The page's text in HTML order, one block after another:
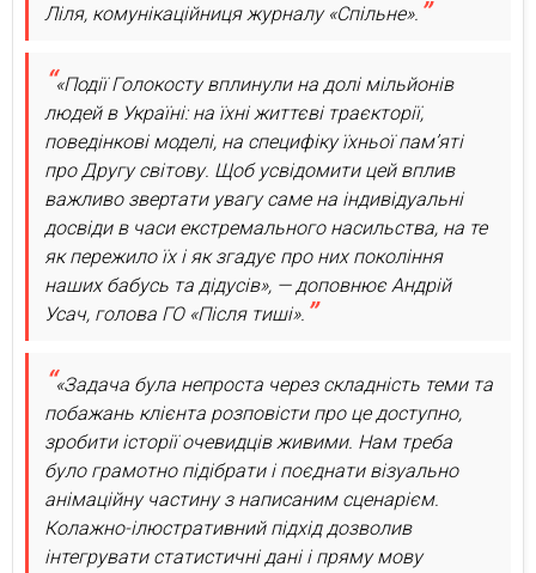
Ліля, комунікаційниця журналу «Спільне».
«Події Голокосту вплинули на долі мільйонів
людей в Україні: на їхні життєві траєкторії,
поведінкові моделі, на специфіку їхньої пам’яті
про Другу світову. Щоб усвідомити цей вплив
важливо звертати увагу саме на індивідуальні
досвіди в часи екстремального насильства, на те
як пережило їх і як згадує про них покоління
наших бабусь та дідусів», — доповнює Андрій
Усач, голова ГО «Після тиші».
«Задача була непроста через складність теми та
побажань клієнта розповісти про це доступно,
зробити історії очевидців живими. Нам треба
було грамотно підібрати і поєднати візуально
анімаційну частину з написаним сценарієм.
Колажно-ілюстративний підхід дозволив
інтегрувати статистичні дані і пряму мову